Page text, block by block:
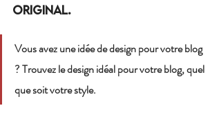
original.
Vous avez une idée de design pour votre blog
? Trouvez le design idéal pour votre blog, quel
que soit votre style.